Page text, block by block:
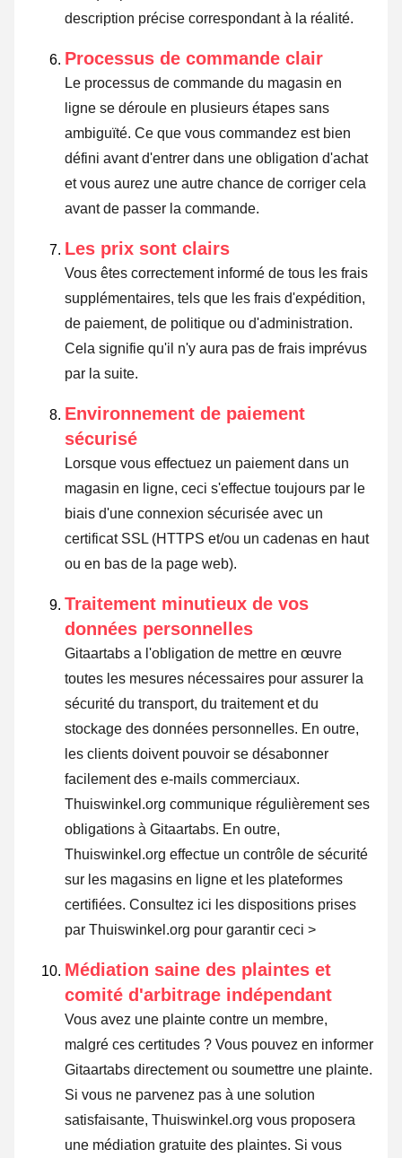
description précise correspondant à la réalité.
Processus de commande clair
Le processus de commande du magasin en
ligne se déroule en plusieurs étapes sans
ambiguïté. Ce que vous commandez est bien
défini avant d'entrer dans une obligation d'achat
et vous aurez une autre chance de corriger cela
avant de passer la commande.
Les prix sont clairs
Vous êtes correctement informé de tous les frais
supplémentaires, tels que les frais d'expédition,
de paiement, de politique ou d'administration.
Cela signifie qu'il n'y aura pas de frais imprévus
par la suite.
Environnement de paiement
sécurisé
Lorsque vous effectuez un paiement dans un
magasin en ligne, ceci s'effectue toujours par le
biais d'une connexion sécurisée avec un
certificat SSL (HTTPS et/ou un cadenas en haut
ou en bas de la page web).
Traitement minutieux de vos
données personnelles
Gitaartabs a l'obligation de mettre en œuvre
toutes les mesures nécessaires pour assurer la
sécurité du transport, du traitement et du
stockage des données personnelles. En outre,
les clients doivent pouvoir se désabonner
facilement des e-mails commerciaux.
Thuiswinkel.org communique régulièrement ses
obligations à Gitaartabs. En outre,
Thuiswinkel.org effectue un contrôle de sécurité
sur les magasins en ligne et les plateformes
certifiées. Consultez ici les dispositions prises
par Thuiswinkel.org pour garantir ceci >
Médiation saine des plaintes et
comité d'arbitrage indépendant
Vous avez une plainte contre un membre,
malgré ces certitudes ? Vous pouvez en informer
Gitaartabs directement ou soumettre une plainte.
Si vous ne parvenez pas à une solution
satisfaisante, Thuiswinkel.org vous proposera
une médiation gratuite des plaintes. Si vous